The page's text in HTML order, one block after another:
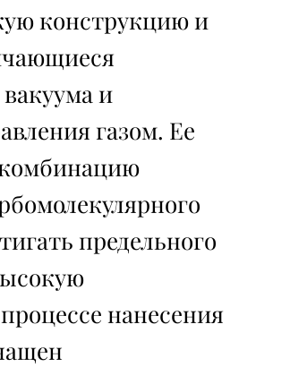
конструкцию и
и
газом. Ее
предельного
нанесения